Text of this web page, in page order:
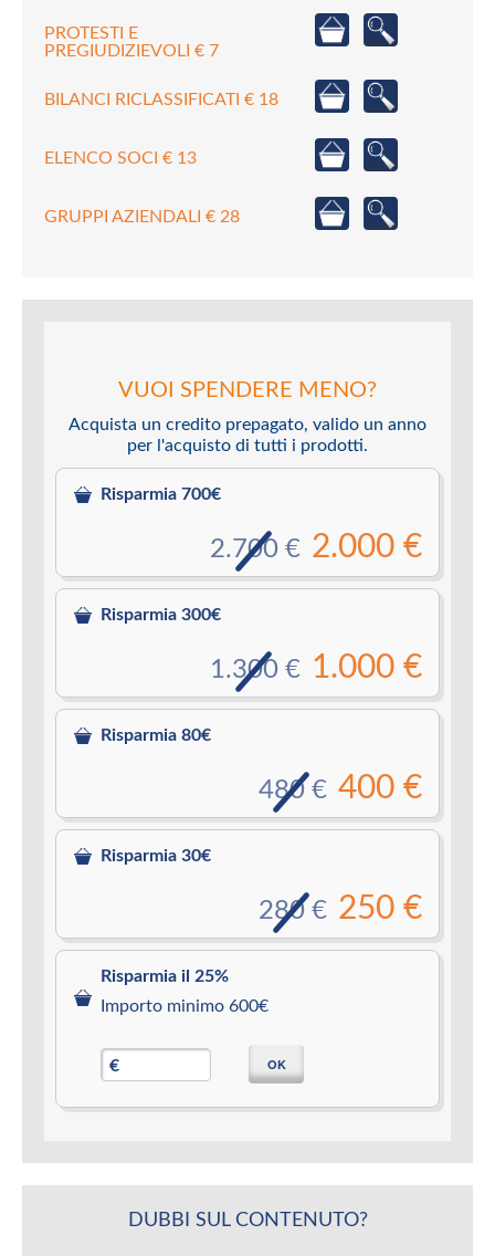
PROTESTI E
PREGIUDIZIEVOLI € 7
BILANCI RICLASSIFICATI € 18
ELENCO SOCI € 13
GRUPPI AZIENDALI € 28
VUOI SPENDERE MENO?
Acquista un credito prepagato, valido un anno
per l'acquisto di tutti i prodotti.
Risparmia 700€
2.000 €
2.700 €
Risparmia 300€
1.000 €
1.300 €
Risparmia 80€
400 €
480 €
Risparmia 30€
250 €
280 €
Risparmia il 25%
Importo minimo 600€
€ OK
DUBBI SUL CONTENUTO?